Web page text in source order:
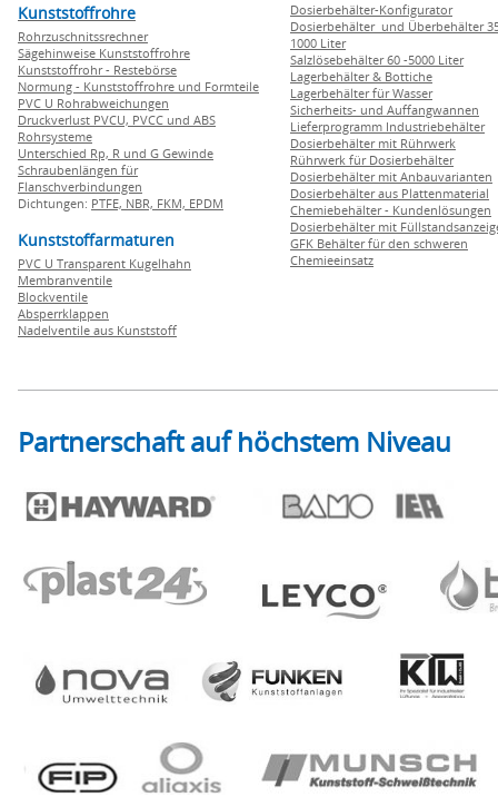
Kunststoffrohre
Rohrzuschnitssrechner
Sägehinweise Kunststoffrohre
Kunststoffrohr - Restebörse
Normung - Kunststoffrohre und Formteile
PVC U Rohrabweichungen
Druckverlust PVCU, PVCC und ABS
Rohrsysteme
Unterschied Rp, R und G Gewinde
Schraubenlängen für
Flanschverbindungen
Dichtungen: PTFE, NBR, FKM, EPDM
Kunststoffarmaturen
PVC U Transparent Kugelhahn
Membranventile
Blockventile
Absperrklappen
Nadelventile aus Kunststoff
Dosierbehälter-Konfigurator
Dosierbehälter und Überbehälter
1000 Liter
Salzlösebehälter 60 -5000 Liter
Lagerbehälter & Bottiche
Lagerbehälter für Wasser
Sicherheits- und Auffangwannen
Lieferprogramm Industriebehälter
Dosierbehälter mit Rührwerk
Rührwerk für Dosierbehälter
Dosierbehälter mit Anbauvarianten
Dosierbehälter aus Plattenmaterial
Chemiebehälter - Kundenlösungen
Dosierbehälter mit
GFK Behälter für den schweren
Chemieeinsatz
Partnerschaft auf höchstem Niveau